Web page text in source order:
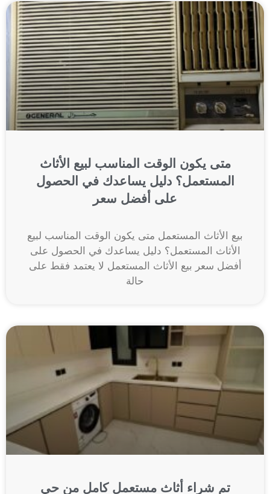
متى يكون الوقت المناسب لبيع الأثاث
المستعمل؟ دليل يساعدك في الحصول
على أفضل سعر
بيع الأثاث المستعمل متى يكون الوقت المناسب لبيع
الأثاث المستعمل؟ دليل يساعدك في الحصول على
أفضل سعر بيع الأثاث المستعمل لا يعتمد فقط على
حالة
تم شراء أثاث مستعمل كامل من حي